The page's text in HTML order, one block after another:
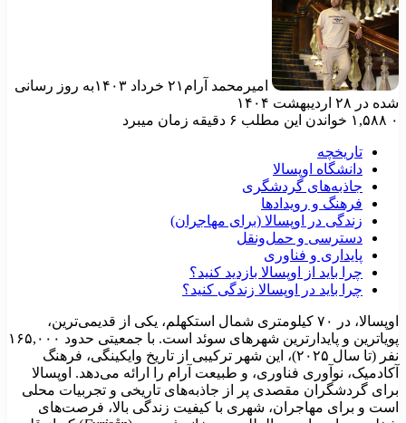
امیرمحمد آرام ۲۱ خرداد ۱۴۰۳
به روز رسانی
در ۲۸ اردیبهشت ۱۴۰۴
خواندن این مطلب ۶ دقیقه زمان میبرد
تاریخچه
دانشگاه اوپسالا
جاذبه‌های گردشگری
فرهنگ و رویدادها
زندگی در اوپسالا (برای مهاجران)
دسترسی و حمل‌ونقل
پایداری و فناوری
چرا باید از اوپسالا بازدید کنید؟
چرا باید در اوپسالا زندگی کنید؟
اوپسالا، در ۷۰ کیلومتری شمال استکهلم، یکی از قدیمی‌ترین،
پویاترین و پایدارترین شهرهای سوئد است. با جمعیتی حدود ۱۶۵,۰۰۰
نفر (تا سال ۲۰۲۵)، این شهر ترکیبی از تاریخ وایکینگی، فرهنگ
نوآوری فناوری، و طبیعت آرام را ارائه می‌دهد. اوپسالا
گردشگران مقصدی پر از جاذبه‌های تاریخی و تجربیات محلی
و برای مهاجران، شهری با کیفیت زندگی بالا، فرصت‌های